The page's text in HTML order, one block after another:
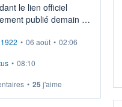
le lien officiel
publié demain et
pas tout en tête) voivi
• 06 août • 02:06
• 08:10
• 25 j'aime